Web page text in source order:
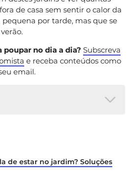
de casa sem sentir o calor da
por tarde, mas que se
poupar no dia a dia? Subscreva
e receba conteúdos como
email.
Porto.
lazaro
Porto. (2026).
de estar no jardim? Soluções